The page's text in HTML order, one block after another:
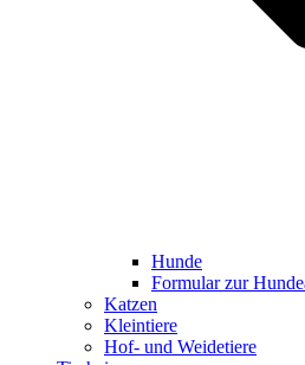
Hunde
Formular zur
Katzen
Kleintiere
Hof- und Weidetiere